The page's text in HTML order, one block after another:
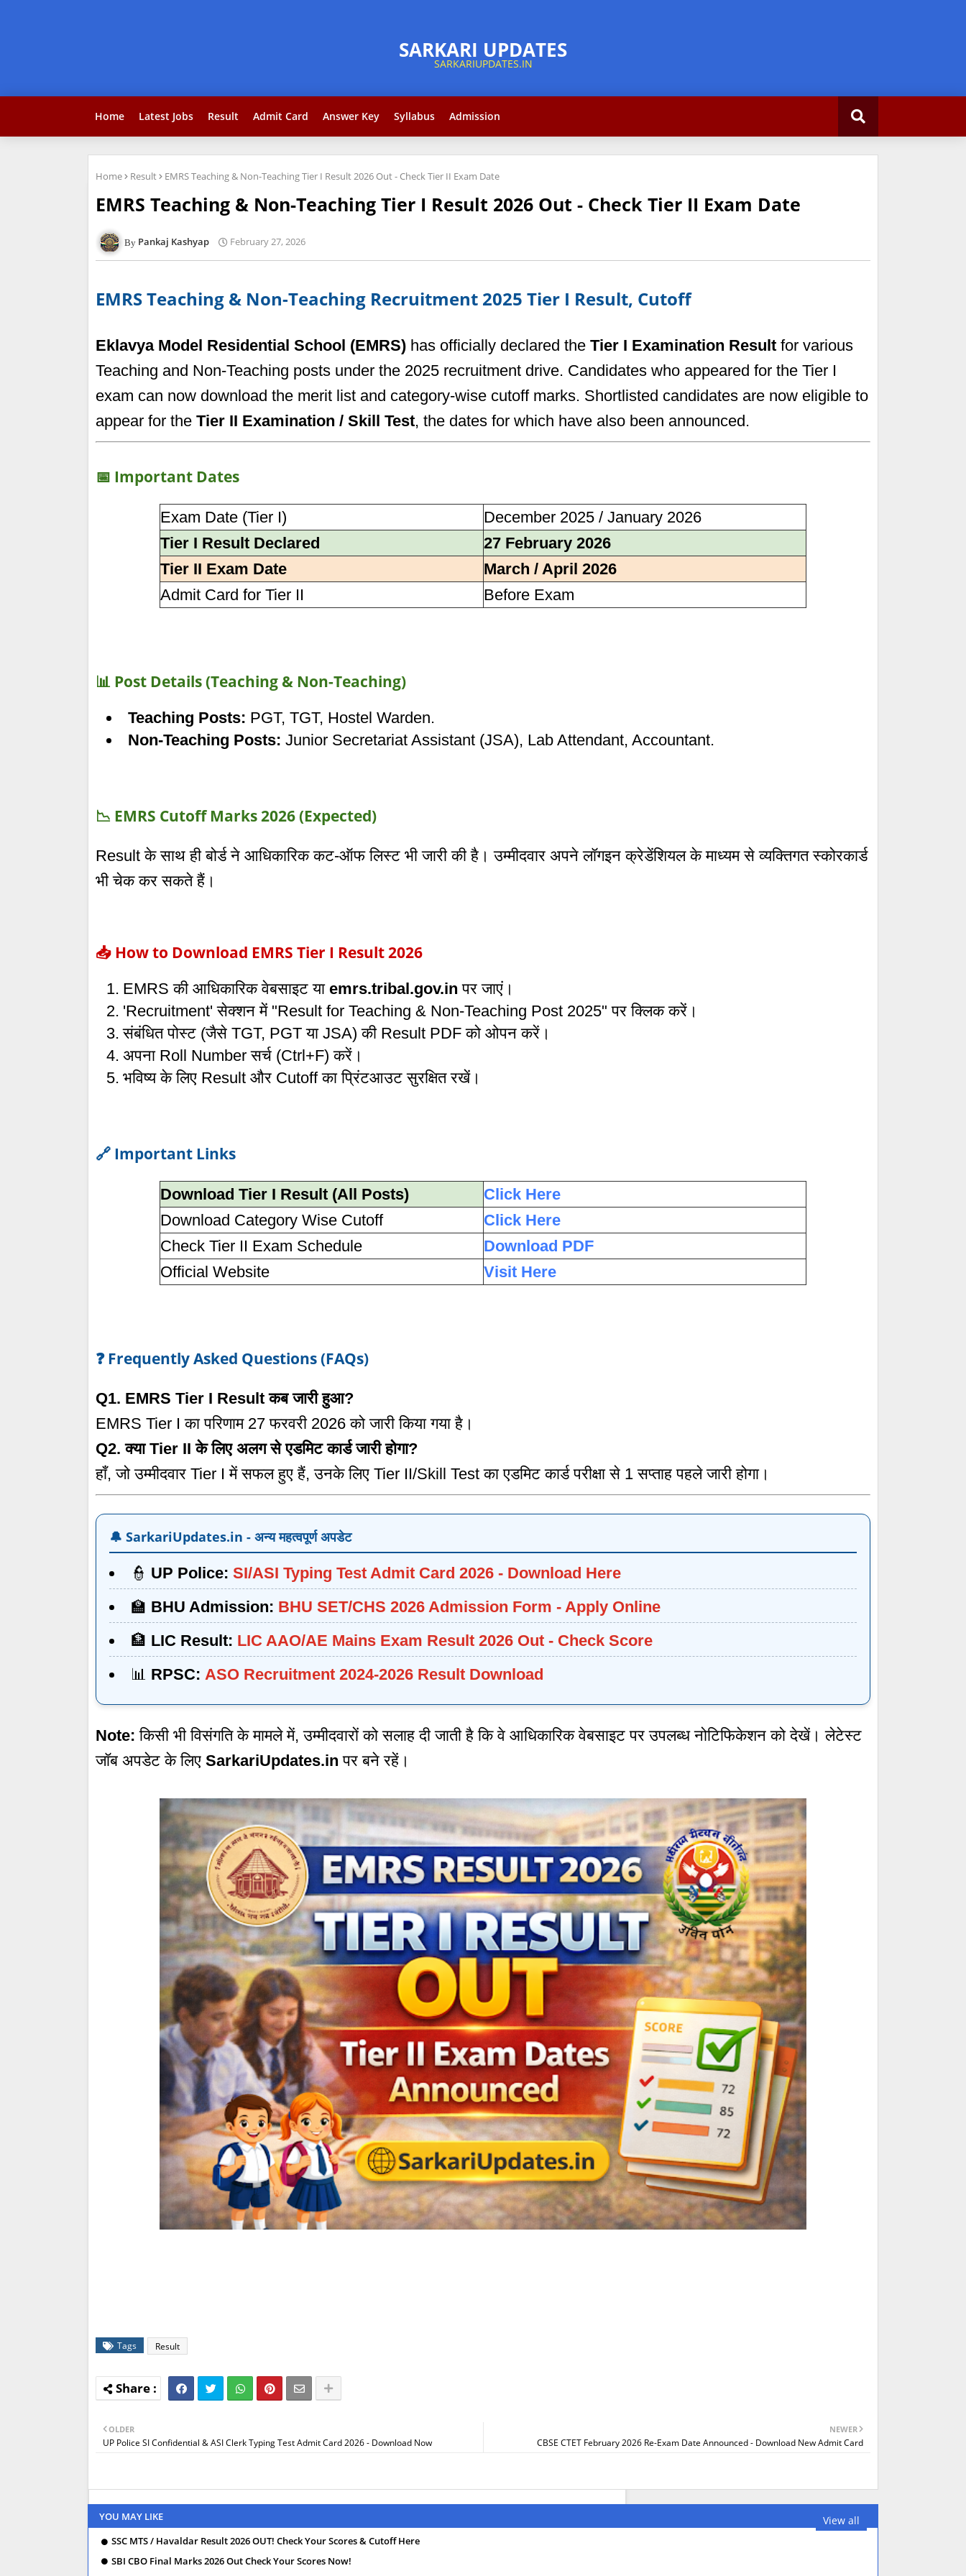
Home Latest Jobs Result Admit Card Answer Key Syllabus Admission
Home Result EMRS Teaching & Non-Teaching Tier I Result 2026 Out - Check Tier II Exam Date
EMRS Teaching & Non-Teaching Tier I Result 2026 Out - Check Tier II Exam Date
Pankaj Kashyap February 27, 2026
EMRS Teaching & Non-Teaching Recruitment 2025 Tier I Result, Cutoff
Eklavya Model Residential School (EMRS) has officially declared the Tier I Examination Result for various
Teaching and Non-Teaching posts under the 2025 recruitment drive. Candidates who appeared for the Tier I
exam can now download the merit list and category-wise cutoff marks. Shortlisted candidates are now eligible to
appear for the Tier II Examination / Skill Test, the dates for which have also been announced.
📅 Important Dates
Exam Date (Tier I)
December 2025 / January 2026
Tier I Result Declared
27 February 2026
Tier II Exam Date
March / April 2026
Admit Card for Tier II
Before Exam
📊 Post Details (Teaching & Non-Teaching)
Teaching Posts: PGT, TGT, Hostel Warden.
Non-Teaching Posts: Junior Secretariat Assistant (JSA), Lab Attendant, Accountant.
📉 EMRS Cutoff Marks 2026 (Expected)
Result के साथ ही बोर्ड ने आधिकारिक कट-ऑफ लिस्ट भी जारी की है। उम्मीदवार अपने लॉगइन क्रेडेंशियल के माध्यम से व्यक्तिगत स्कोरकार्ड
भी चेक कर सकते हैं।
📥 How to Download EMRS Tier I Result 2026
EMRS की आधिकारिक वेबसाइट या emrs.tribal.gov.in पर जाएं।
'Recruitment' सेक्शन में "Result for Teaching & Non-Teaching Post 2025" पर क्लिक करें।
संबंधित पोस्ट (जैसे TGT, PGT या JSA) की Result PDF को ओपन करें।
अपना Roll Number सर्च (Ctrl+F) करें।
भविष्य के लिए Result और Cutoff का प्रिंटआउट सुरक्षित रखें।
🔗 Important Links
Download Tier I Result (All Posts)
Click Here
Download Category Wise Cutoff
Click Here
Check Tier II Exam Schedule
Download PDF
Official Website
Visit Here
❓ Frequently Asked Questions (FAQs)
Q1. EMRS Tier I Result कब जारी हुआ?
EMRS Tier I का परिणाम 27 फरवरी 2026 को जारी किया गया है।
Q2. क्या Tier II के लिए अलग से एडमिट कार्ड जारी होगा?
हाँ, जो उम्मीदवार Tier I में सफल हुए हैं, उनके लिए Tier II/Skill Test का एडमिट कार्ड परीक्षा से 1 सप्ताह पहले जारी होगा।
🔔 SarkariUpdates.in - अन्य महत्वपूर्ण अपडेट
👮 UP Police: SI/ASI Typing Test Admit Card 2026 - Download Here
🏫 BHU Admission: BHU SET/CHS 2026 Admission Form - Apply Online
🏦 LIC Result: LIC AAO/AE Mains Exam Result 2026 Out - Check Score
📊 RPSC: ASO Recruitment 2024-2026 Result Download
Note: किसी भी विसंगति के मामले में, उम्मीदवारों को सलाह दी जाती है कि वे आधिकारिक वेबसाइट पर उपलब्ध नोटिफिकेशन को देखें। लेटेस्ट
जॉब अपडेट के लिए SarkariUpdates.in पर बने रहें।
Tags Result
NEWER
CBSE CTET February 2026 Re-Exam Date Announced - Download New Admit Card
OLDER
UP Police SI Confidential & ASI Clerk Typing Test Admit Card 2026 - Download Now
YOU MAY LIKE View all
SSC MTS / Havaldar Result 2026 OUT! Check Your Scores & Cutoff Here
SBI CBO Final Marks 2026 Out Check Your Scores Now!